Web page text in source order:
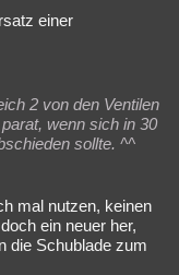
einer
2 von den Ventilen
wenn sich in 30
sollte. ^^
mal nutzen, keinen
ein neuer her,
die Schublade zum